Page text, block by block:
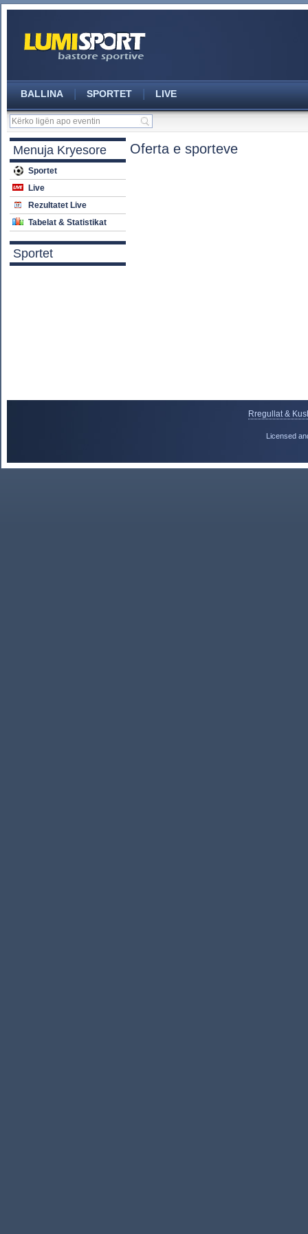
BALLINA | SPORTET | LIVE
Menuja Kryesore
Sportet
Live
Rezultatet Live
Tabelat & Statistikat
Sportet
Oferta e sporteve
Rregullat &
Licensed